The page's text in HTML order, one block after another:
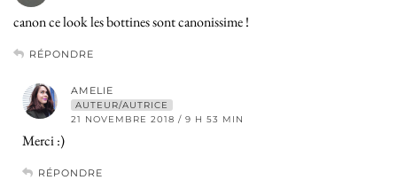
canon ce look les bottines sont canonissime !
RÉPONDRE
AMELIE
AUTEUR/AUTRICE
21 NOVEMBRE 2018 / 9 H 53 MIN
Merci :)
RÉPONDRE